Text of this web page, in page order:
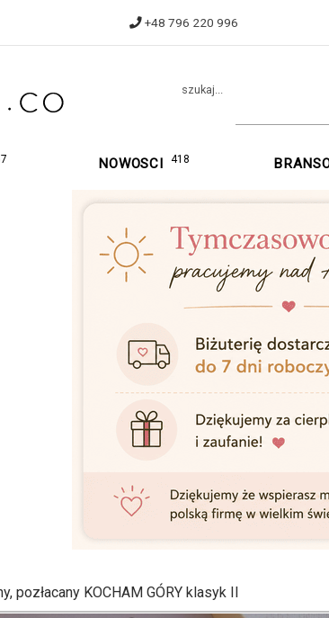
+48 796 220 996
szukaj...
NOWOSCI 418
pozłacany KOCHAM GÓRY klasyk II